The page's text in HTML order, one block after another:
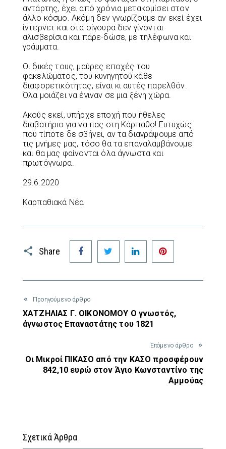
αντάρτης, έχει από χρόνια μετακομίσει στον
άλλο κόσμο. Ακόμη δεν γνωρίζουμε αν εκεί έχει
ίντερνετ και στα σίγουρα δεν γίνονται
αλισβερίσια και πάρε-δώσε, με τηλέφωνα και
γράμματα.
Οι δικές τους, μαύρες εποχές του
φακελώματος, του κυνηγητού κάθε
διαφορετικότητας, είναι κι αυτές παρελθόν.
Όλα μοιάζει να έγιναν σε μια ξένη χώρα.
Ακούς εκεί, υπήρχε εποχή που ήθελες
διαβατήριο για να πας στη Κάρπαθο! Ευτυχώς
που τίποτε δε σβήνει, αν τα διαγράψουμε από
τις μνήμες μας, τόσο θα τα επαναλαμβάνουμε
και θα μας φαίνονται όλα άγνωστα και
πρωτόγνωρα.
29.6.2020
Καρπαθιακά Νέα
Share
Facebook Twitter LinkedIn
Προηγούμενο άρθρο
ΧΑΤΖΗΛΙΑΣ Γ. ΟΙΚΟΝΟΜΟΥ Ο γνωστός,
άγνωστος Επαναστάτης του 1821
Έπόμενο άρθρο
Οι Μικροί ΠΙΚΑΣΟ από την ΚΑΣΟ προσφέρουν
842,10 ευρώ στον Άγιο Κωνσταντίνο της
Αμμούας
Σχετικά Άρθρα